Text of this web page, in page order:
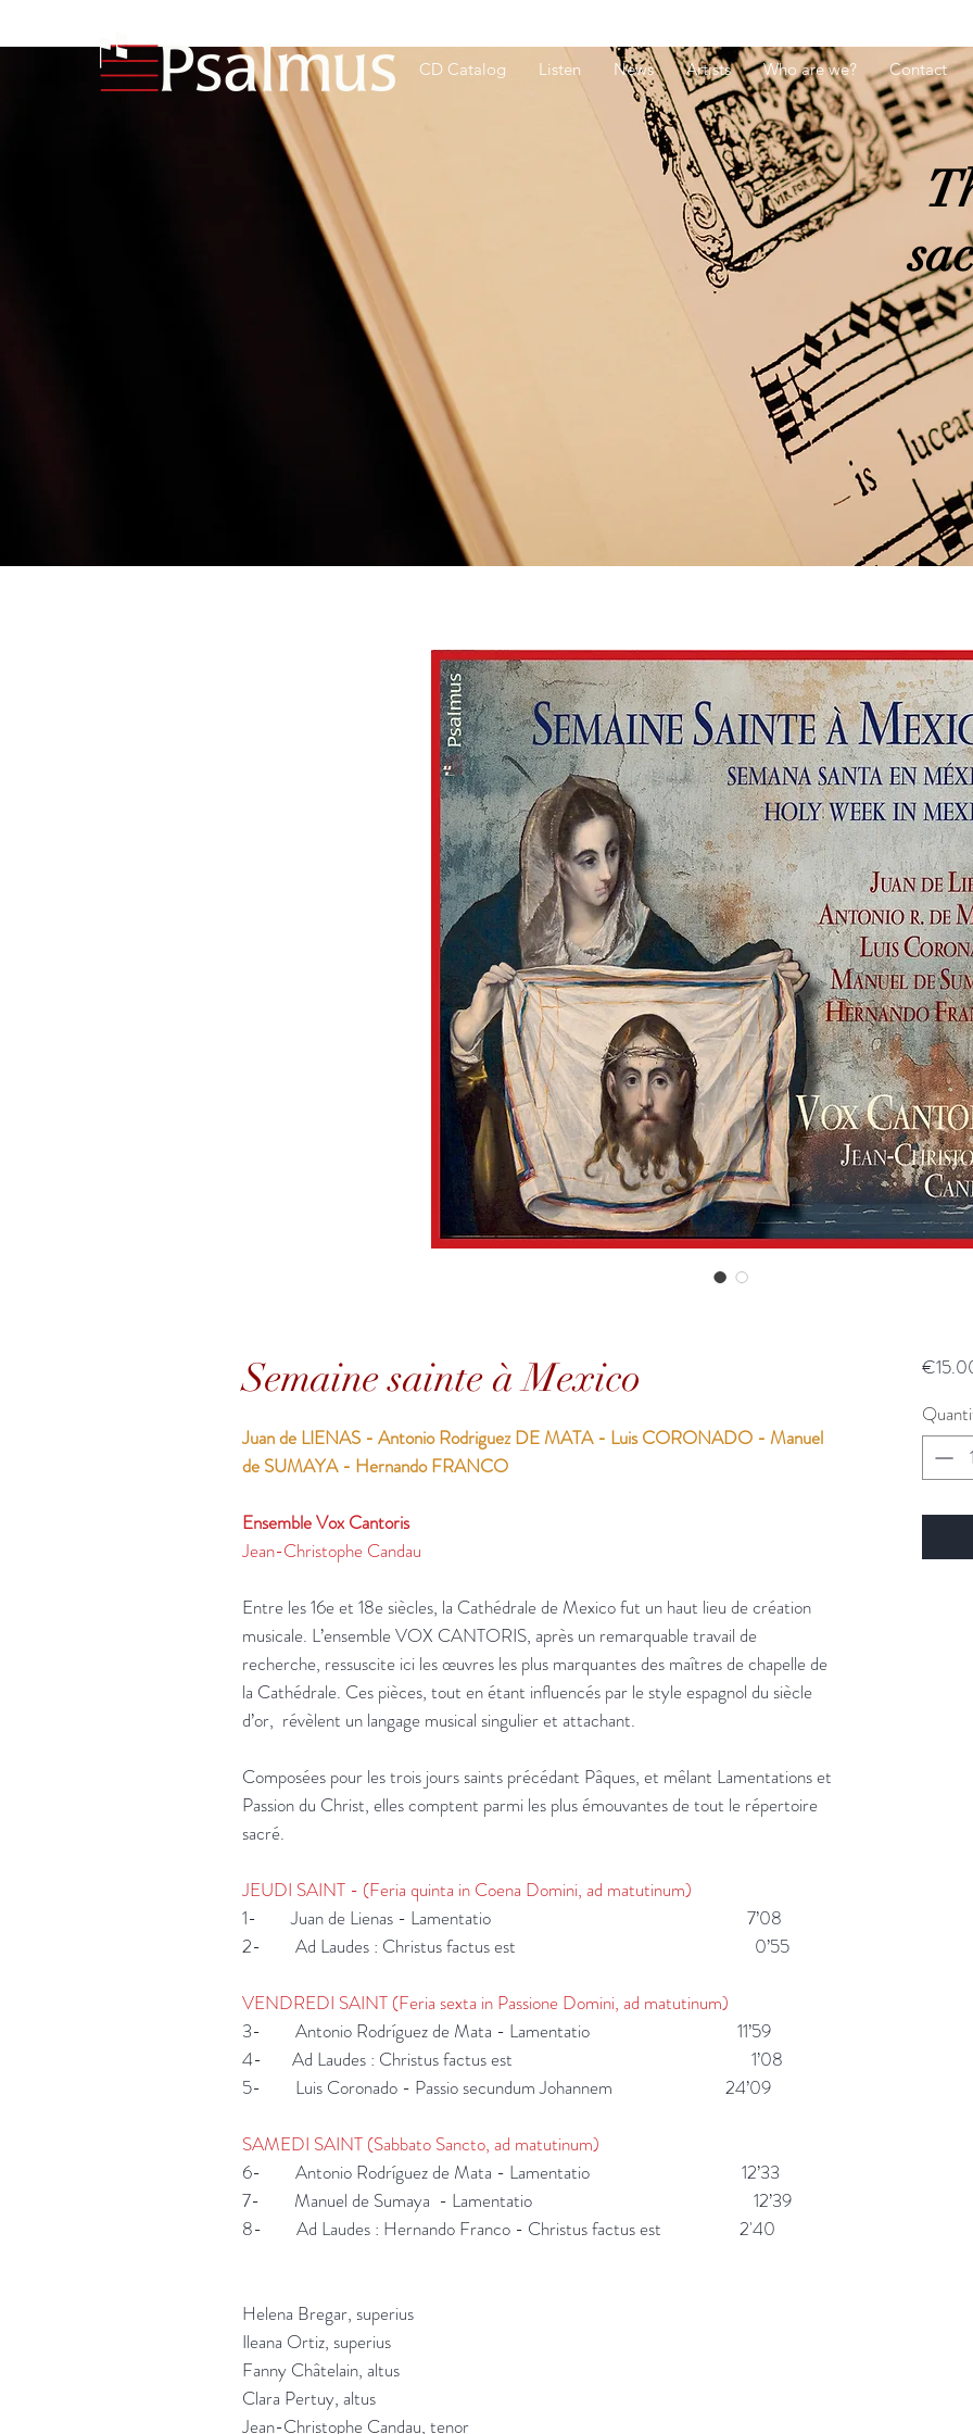
CD Catalog Listen News Artists Who are we? Contact
Semaine sainte à Mexico
Juan de LIENAS - Antonio Rodriguez DE MATA - Luis CORONADO - Manuel
de SUMAYA - Hernando FRANCO
Ensemble Vox Cantoris
Jean-Christophe Candau
Entre les 16e et 18e siècles, la Cathédrale de Mexico fut un haut lieu de création
musicale. L’ensemble VOX CANTORIS, après un remarquable travail de
recherche, ressuscite ici les œuvres les plus marquantes des maîtres de chapelle de
la Cathédrale. Ces pièces, tout en étant influencés par le style espagnol du siècle
d’or, révèlent un langage musical singulier et attachant.
Composées pour les trois jours saints précédant Pâques, et mêlant Lamentations et
Passion du Christ, elles comptent parmi les plus émouvantes de tout le répertoire
sacré.
JEUDI SAINT - (Feria quinta in Coena Domini, ad matutinum)
1- Juan de Lienas - Lamentatio 7’08
2- Ad Laudes : Christus factus est 0’55
VENDREDI SAINT (Feria sexta in Passione Domini, ad matutinum)
3- Antonio Rodríguez de Mata - Lamentatio 11’59
4- Ad Laudes : Christus factus est 1’08
5- Luis Coronado - Passio secundum Johannem 24’09
SAMEDI SAINT (Sabbato Sancto, ad matutinum)
6- Antonio Rodríguez de Mata - Lamentatio 12’33
7- Manuel de Sumaya - Lamentatio 12’39
8- Ad Laudes : Hernando Franco - Christus factus est 2'40
Helena Bregar, superius
Ileana Ortiz, superius
Fanny Châtelain, altus
Clara Pertuy, altus
Jean-Christophe Candau, tenor